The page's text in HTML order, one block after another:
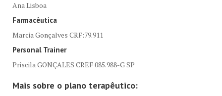
Ana Lisboa
Farmacêutica
Marcia Gonçalves CRF:79.911
Personal Trainer
Priscila GONÇALES CREF 085.988-G SP
Mais sobre o plano terapêutico: